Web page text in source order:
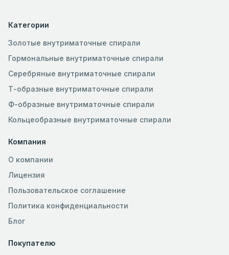
Категории
Золотые внутриматочные спирали
Гормональные внутриматочные спирали
Серебряные внутриматочные спирали
Т-образные внутриматочные спирали
Ф-образные внутриматочные спирали
Кольцеобразные внутриматочные спирали
Компания
О компании
Лицензия
Пользовательское соглашение
Политика конфиденциальности
Блог
Покупателю